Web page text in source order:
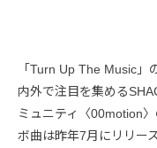
「Turn Up The Music」
内外で注目を集める
ミュニティ〈00motion
ボ曲は昨年7月にリリー